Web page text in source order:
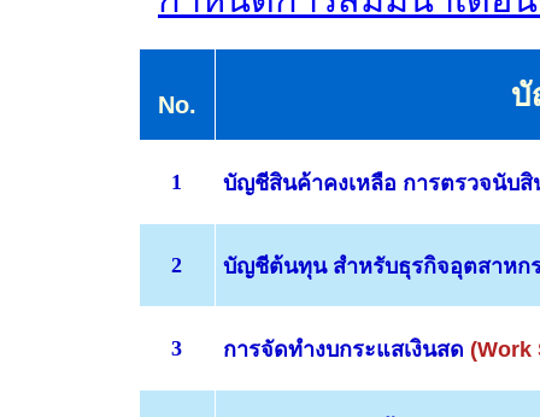
No. บั
1 บัญชีสินค้าคงเหลือ การตรวจนับ
2 บัญชีต้นทุน สำหรับธุรกิจอุตสาหก
3 การจัดทำงบกระแสเงินสด (Work